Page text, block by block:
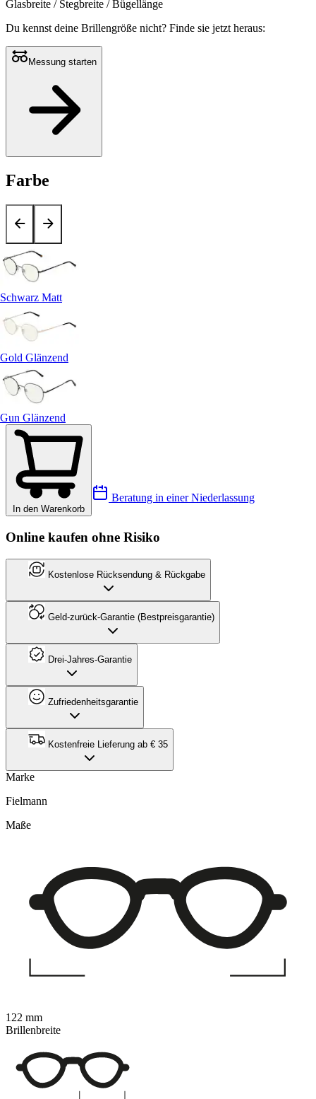
Glasbreite / Stegbreite / Bügellänge
Du kennst deine Brillengröße nicht? Finde sie jetzt heraus:
Messung starten
Farbe
Schwarz Matt
Gold Glänzend
Gun Glänzend
In den Warenkorb
Beratung in einer Niederlassung
Online kaufen ohne Risiko
Kostenlose Rücksendung & Rückgabe
Geld-zurück-Garantie (Bestpreisgarantie)
Drei-Jahres-Garantie
Zufriedenheitsgarantie
Kostenfreie Lieferung ab € 35
Marke
Fielmann
Maße
122 mm
Brillenbreite